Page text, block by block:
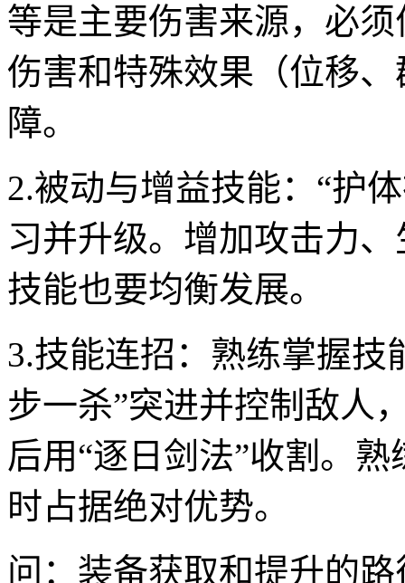
等是主要伤害来源，必
伤害和特殊效果（位移
障。
2.被动与增益技能：“护
习并升级。增加攻击力
技能也要均衡发展。
3.技能连招：熟练掌握技
步一杀”突进并控制敌人
后用“逐日剑法”收割。
时占据绝对优势。
问：装备获取和提升的